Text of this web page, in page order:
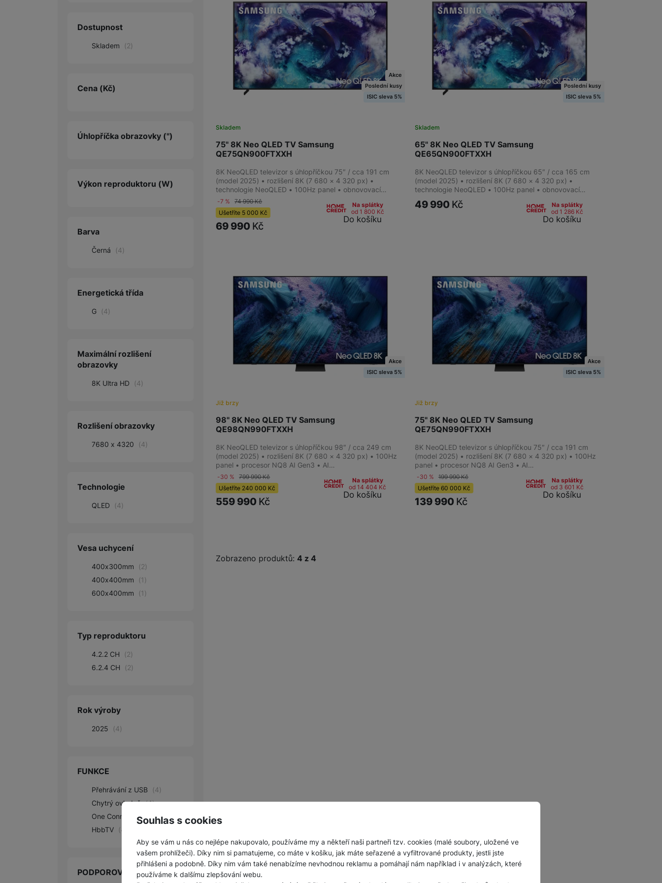
Souhlas s cookies
Aby se vám u nás co nejlépe nakupovalo, používáme my a někteří naši partneři tzv. cookies (malé soubory, uložené ve
vašem prohlížeči). Díky nim si pamatujeme, co máte v košíku, jak máte seřazené a vyfiltrované produkty, jestli jste
přihlášeni a podobně. Díky nim vám také nenabízíme nevhodnou reklamu a pomáhají nám například i v analýzách, které
používáme k dalšímu zlepšování webu.
4K Neo QLED
QLED
Crystal UHD
Měsíční nabídky
Předobjednejte novou
Dostupnost
Skladem (2)
Cena (Kč)
Úhlopříčka obrazovky (")
Výkon reproduktoru (W)
Barva
Černá (4)
Energetická třída
G (4)
Maximální rozlišení
obrazovky
8K Ultra HD (4)
Rozlišení obrazovky
7680 x 4320 (4)
Technologie
QLED (4)
Vesa uchycení
400x300mm (2)
400x400mm
(1)
600x400mm
(1)
Typ reproduktoru
4.2.2 CH (2)
6.2.4 CH
(2)
Rok výroby
2025 (4)
FUNKCE
Přehrávání z USB (4)
Chytrý ovladač (4)
One Connect Box
2 )
HbbTV
(4
PODPOROVANÉ APLIKACE
75" 8K Neo QLED TV Samsung
QE75QN900FTXXH
Skladem
Akce
Poslední kusy
ISIC sleva 5%
8K NeoQLED televizor s úhlopříčkou 75″ / cca 191 cm
(model 2025) • rozlišení 8K (7 680 × 4 320 px) •
technologie NeoQLED • 100Hz panel • obnovovací…
-7 % 74 990Kč
Ušetříte5 000 Kč
69 990 Kč
Na splátky
od 1 800 Kč
Do košíku
65" 8K Neo QLED TV Samsung
QE65QN900FTXXH
Skladem
Poslední kusy
ISIC sleva 5%
8K NeoQLED televizor s úhlopříčkou 65″ / cca 165 cm
(model 2025) • rozlišení 8K (7 680 × 4 320 px) •
technologie NeoQLED • 100Hz panel • obnovovací…
49 990 Kč
Na splátky
od 1 286 Kč
Do košíku
98" 8K Neo QLED TV Samsung
QE98QN990FTXXH
Již brzy
Akce
ISIC sleva 5%
8K NeoQLED televizor s úhlopříčkou 98″ / cca 249 cm
(model 2025) • rozlišení 8K (7 680 × 4 320 px) • 100Hz
panel • procesor NQ8 AI Gen3 • AI…
-30 % 799 990Kč
Ušetříte240 000 Kč
559 990 Kč
Na splátky
od 14 404 Kč
Do košíku
75" 8K Neo QLED TV Samsung
QE75QN990FTXXH
Již brzy
Akce
ISIC sleva 5%
8K NeoQLED televizor s úhlopříčkou 75″ / cca 191 cm
(model 2025) • rozlišení 8K (7 680 × 4 320 px) • 100Hz
panel • procesor NQ8 AI Gen3 • AI…
-30 % 199 990Kč
Ušetříte 60 000 Kč
139 990 Kč
Na splátky
od 3 601 Kč
Do košíku
Zobrazeno produktů: z 4